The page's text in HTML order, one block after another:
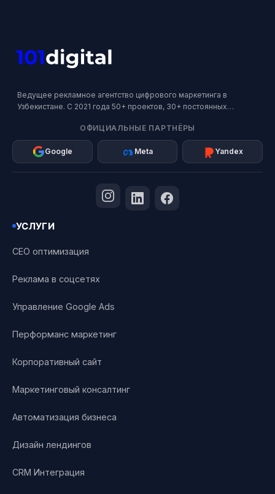
Ведущее рекламное агентство цифрового маркетинга в
Узбекистане. С 2021 года 50+ проектов, 30+ постоянных
ОФИЦИАЛЬНЫЕ ПАРТНЁРЫ
Google Meta Yandex
УСЛУГИ
СЕО оптимизация
Реклама в соцсетях
Управление Google Ads
Перформанс маркетинг
Корпоративный сайт
Маркетинговый консалтинг
Автоматизация бизнеса
Дизайн лендингов
CRM Интеграция